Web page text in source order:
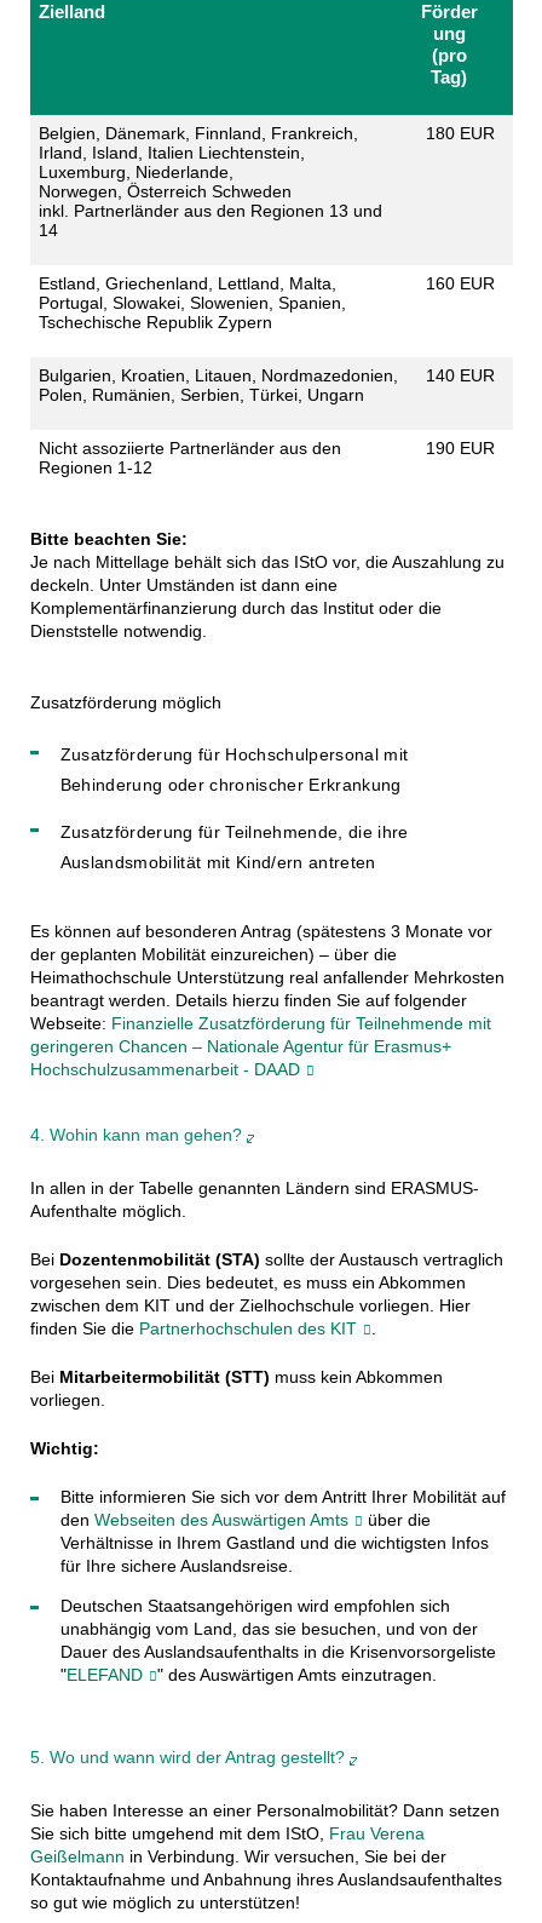
Zielland
Förder
ung
(pro
Tag)
Belgien, Dänemark, Finnland, Frankreich,
Irland, Island, Italien Liechtenstein,
Luxemburg, Niederlande,
Norwegen, Österreich Schweden
inkl. Partnerländer aus den Regionen 13 und
14
180 EUR
Estland, Griechenland, Lettland, Malta,
Portugal, Slowakei, Slowenien, Spanien,
Tschechische Republik Zypern
160 EUR
Bulgarien, Kroatien, Litauen, Nordmazedonien,
Polen, Rumänien, Serbien, Türkei, Ungarn
140 EUR
Nicht assoziierte Partnerländer aus den
Regionen 1-12
190 EUR
Bitte beachten Sie:
Je nach Mittellage behält sich das IStO vor, die Auszahlung zu
deckeln. Unter Umständen ist dann eine
Komplementärfinanzierung durch das Institut oder die
Dienststelle notwendig.
​Zusatzförderung möglich
Zusatzförderung für Hochschulpersonal mit
Behinderung oder chronischer Erkrankung
Zusatzförderung für Teilnehmende, die ihre
Auslandsmobilität mit Kind/ern antreten
Es können auf besonderen Antrag (spätestens 3 Monate vor
der geplanten Mobilität einzureichen) – über die
Heimathochschule Unterstützung real anfallender Mehrkosten
beantragt werden. Details hierzu finden Sie auf folgender
Webseite: Finanzielle Zusatzförderung für Teilnehmende mit
geringeren Chancen – Nationale Agentur für Erasmus+
Hochschulzusammenarbeit - DAAD
4. Wohin kann man gehen?
In allen in der Tabelle genannten Ländern sind ERASMUS-
Aufenthalte möglich.
Bei Dozentenmobilität (STA) sollte der Austausch vertraglich
vorgesehen sein. Dies bedeutet, es muss ein Abkommen
zwischen dem KIT und der Zielhochschule vorliegen. Hier
finden Sie die Partnerhochschulen des KIT .
Bei Mitarbeitermobilität (STT) muss kein Abkommen
vorliegen.
Wichtig:
Bitte informieren Sie sich vor dem Antritt Ihrer Mobilität auf
den Webseiten des Auswärtigen Amts
über die
Verhältnisse in Ihrem Gastland und die wichtigsten Infos
für Ihre sichere Auslandsreise.
Deutschen Staatsangehörigen wird empfohlen sich
unabhängig vom Land, das sie besuchen, und von der
Dauer des Auslandsaufenthalts in die Krisenvorsorgeliste
"ELEFAND " des Auswärtigen Amts einzutragen.
5. Wo und wann wird der Antrag gestellt?
Sie haben Interesse an einer Personalmobilität? Dann setzen
Sie sich bitte umgehend mit dem IStO, Frau Verena
Geißelmann in Verbindung. Wir versuchen, Sie bei der
Kontaktaufnahme und Anbahnung ihres Auslandsaufenthaltes
so gut wie möglich zu unterstützen!